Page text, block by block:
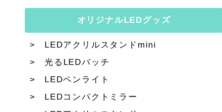
オリジナルLEDグッズ
LEDアクリルスタンドmini
光るLEDバッチ
LEDペンライト
LEDコンパクトミラー